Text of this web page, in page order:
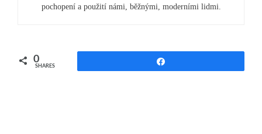
pochopení a použití námi, běžnými, moderními lidmi.
0
SHARES